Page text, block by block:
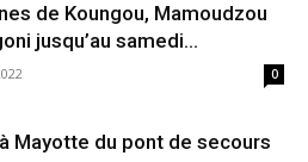
de Koungou, Mamoudzou
jusqu’au samedi...
0
Mayotte du pont de secours